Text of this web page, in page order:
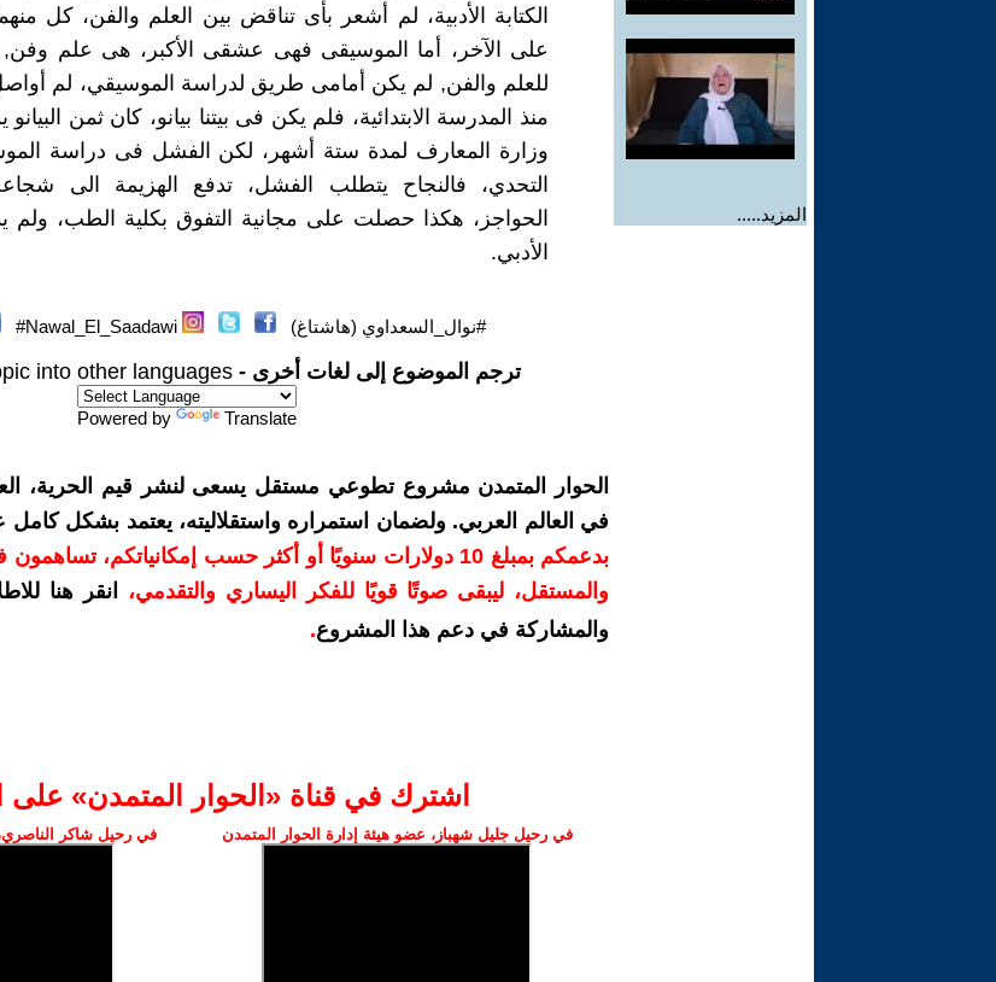
المزيد.....
الكتابة الأدبية، لم أشعر بأى تناقض بين العلم والفن، كل
على الآخر، أما الموسيقى فهى عشقى الأكبر، هى علم وفن,
للعلم والفن, لم يكن أمامى طريق لدراسة الموسيقي، لم
منذ المدرسة الابتدائية، فلم يكن فى بيتنا بيانو، كان ثمن
وزارة المعارف لمدة ستة أشهر، لكن الفشل فى دراسة
التحدي، فالنجاح يتطلب الفشل، تدفع الهزيمة الى
الحواجز، هكذا حصلت على مجانية التفوق بكلية الطب، ولم
الأدبي.
#نوال_السعداوي (هاشتاغ) Nawal_El_Saadawi#
ترجم الموضوع إلى لغات أخرى - into other languages
Powered by Translate
الحوار المتمدن مشروع تطوعي مستقل يسعى لنشر قيم الحرية،
في العالم العربي. ولضمان استمراره واستقلاليته، يعتمد بشكل
بدعمكم بمبلغ 10 دولارات سنويًا أو أكثر حسب إمكانياتكم،
والمستقل، ليبقى صوتًا قويًا للفكر اليساري والتقدمي،
انقر هنا
والمشاركة في دعم هذا المشروع.
اشترك في قناة ‫«الحوار المتمدن» على
في رحيل جليل شهباز، عضو هيئة إدارة الحوار المتمدن في رحيل شاكر